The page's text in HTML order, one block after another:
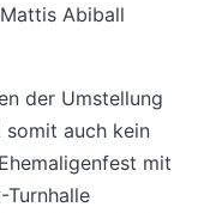
Abiball
der Umstellung
auch kein
mit
Turnhalle